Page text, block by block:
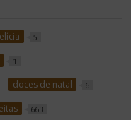
5
1
doces de natal 6
663